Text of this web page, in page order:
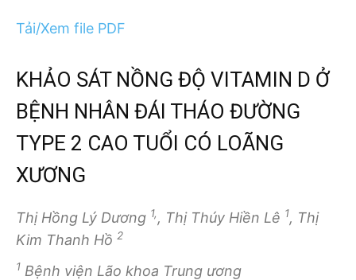
Tải/Xem file PDF
KHẢO SÁT NỒNG ĐỘ VITAMIN D Ở
BỆNH NHÂN ĐÁI THÁO ĐƯỜNG
TYPE 2 CAO TUỔI CÓ LOÃNG
XƯƠNG
Thị Hồng Lý Dương 1,, Thị Thúy Hiền Lê 1, Thị
Kim Thanh Hồ 2
1 Bệnh viện Lão khoa Trung ương